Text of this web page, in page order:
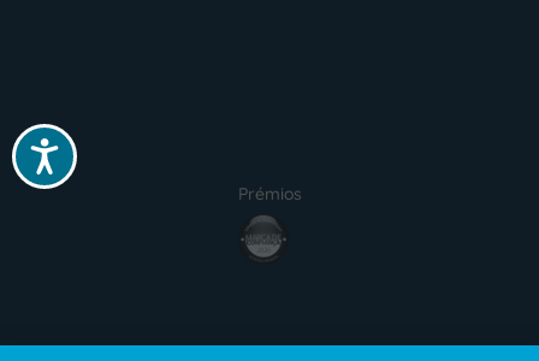
Acessibilidade
Prémios